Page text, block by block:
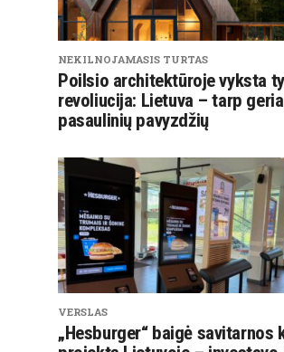
NEKILNOJAMASIS TURTAS
Poilsio architektūroje vyksta
revoliucija: Lietuva – tarp
pasaulinių pavyzdžių
VERSLAS
„Hesburger“ baigė savitarnos